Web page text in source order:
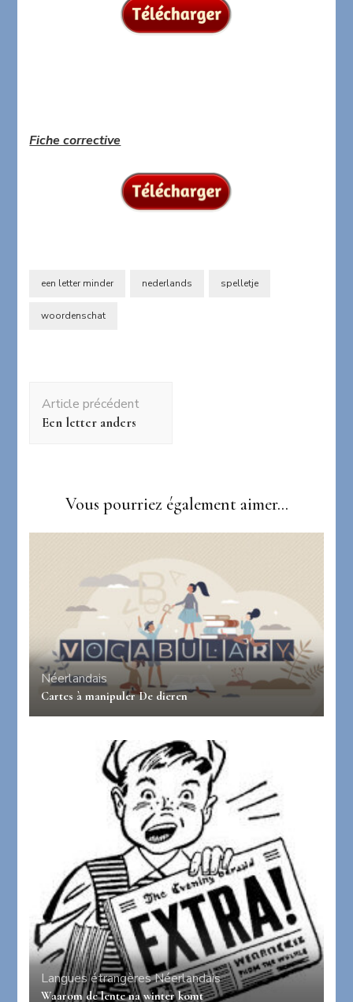
Fiche corrective
een letter minder nederlands spelletje
woordenschat
d'article
Article précédent
Een letter anders
Vous pourriez également aimer...
Néerlandais
Cartes à manipuler De dieren
Langues étrangèresNéerlandais
Waarom de lente na winter komt